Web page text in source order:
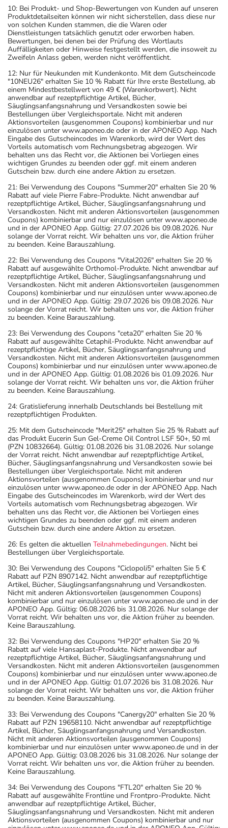
10: Bei Produkt- und Shop-Bewertungen von Kunden auf unseren
Produktdetailseiten können wir nicht sicherstellen, dass diese nur
von solchen Kunden stammen, die die Waren oder
Dienstleistungen tatsächlich genutzt oder erworben haben.
Bewertungen, bei denen bei der Prüfung des Wortlauts
Auffälligkeiten oder Hinweise festgestellt werden, die insoweit zu
Zweifeln Anlass geben, werden nicht veröffentlicht.
12: Nur für Neukunden mit Kundenkonto. Mit dem Gutscheincode
"10NEU26" erhalten Sie 10 % Rabatt für Ihre erste Bestellung, ab
einem Mindestbestellwert von 49 € (Warenkorbwert). Nicht
anwendbar auf rezeptpflichtige Artikel, Bücher,
Säuglingsanfangsnahrung und Versandkosten sowie bei
Bestellungen über Vergleichsportale. Nicht mit anderen
Aktionsvorteilen (ausgenommen Coupons) kombinierbar und nur
einzulösen unter www.aponeo.de oder in der APONEO App. Nach
Eingabe des Gutscheincodes im Warenkorb, wird der Wert des
Vorteils automatisch vom Rechnungsbetrag abgezogen. Wir
behalten uns das Recht vor, die Aktionen bei Vorliegen eines
wichtigen Grundes zu beenden oder ggf. mit einem anderen
Gutschein bzw. durch eine andere Aktion zu ersetzen.
21: Bei Verwendung des Coupons "Summer20" erhalten Sie 20 %
Rabatt auf viele Pierre Fabre-Produkte. Nicht anwendbar auf
rezeptpflichtige Artikel, Bücher, Säuglingsanfangsnahrung und
Versandkosten. Nicht mit anderen Aktionsvorteilen (ausgenommen
Coupons) kombinierbar und nur einzulösen unter www.aponeo.de
und in der APONEO App. Gültig: 27.07.2026 bis 09.08.2026. Nur
solange der Vorrat reicht. Wir behalten uns vor, die Aktion früher
zu beenden. Keine Barauszahlung.
22: Bei Verwendung des Coupons "Vital2026" erhalten Sie 20 %
Rabatt auf ausgewählte Orthomol-Produkte. Nicht anwendbar auf
rezeptpflichtige Artikel, Bücher, Säuglingsanfangsnahrung und
Versandkosten. Nicht mit anderen Aktionsvorteilen (ausgenommen
Coupons) kombinierbar und nur einzulösen unter www.aponeo.de
und in der APONEO App. Gültig: 29.07.2026 bis 09.08.2026. Nur
solange der Vorrat reicht. Wir behalten uns vor, die Aktion früher
zu beenden. Keine Barauszahlung.
23: Bei Verwendung des Coupons "ceta20" erhalten Sie 20 %
Rabatt auf ausgewählte Cetaphil-Produkte. Nicht anwendbar auf
rezeptpflichtige Artikel, Bücher, Säuglingsanfangsnahrung und
Versandkosten. Nicht mit anderen Aktionsvorteilen (ausgenommen
Coupons) kombinierbar und nur einzulösen unter www.aponeo.de
und in der APONEO App. Gültig: 01.08.2026 bis 01.09.2026. Nur
solange der Vorrat reicht. Wir behalten uns vor, die Aktion früher
zu beenden. Keine Barauszahlung.
24: Gratislieferung innerhalb Deutschlands bei Bestellung mit
rezeptpflichtigen Produkten.
25: Mit dem Gutscheincode "Merit25" erhalten Sie 25 % Rabatt auf
das Produkt Eucerin Sun Gel-Creme Oil Control LSF 50+, 50 ml
(PZN 10832664). Gültig: 01.08.2026 bis 31.08.2026. Nur solange
der Vorrat reicht. Nicht anwendbar auf rezeptpflichtige Artikel,
Bücher, Säuglingsanfangsnahrung und Versandkosten sowie bei
Bestellungen über Vergleichsportale. Nicht mit anderen
Aktionsvorteilen (ausgenommen Coupons) kombinierbar und nur
einzulösen unter www.aponeo.de oder in der APONEO App. Nach
Eingabe des Gutscheincodes im Warenkorb, wird der Wert des
Vorteils automatisch vom Rechnungsbetrag abgezogen. Wir
behalten uns das Recht vor, die Aktionen bei Vorliegen eines
wichtigen Grundes zu beenden oder ggf. mit einem anderen
Gutschein bzw. durch eine andere Aktion zu ersetzen.
26: Es gelten die aktuellen Teilnahmebedingungen. Nicht bei
Bestellungen über Vergleichsportale.
30: Bei Verwendung des Coupons "Ciclopoli5" erhalten Sie 5 €
Rabatt auf PZN 8907142. Nicht anwendbar auf rezeptpflichtige
Artikel, Bücher, Säuglingsanfangsnahrung und Versandkosten.
Nicht mit anderen Aktionsvorteilen (ausgenommen Coupons)
kombinierbar und nur einzulösen unter www.aponeo.de und in der
APONEO App. Gültig: 06.08.2026 bis 31.08.2026. Nur solange der
Vorrat reicht. Wir behalten uns vor, die Aktion früher zu beenden.
Keine Barauszahlung.
32: Bei Verwendung des Coupons "HP20" erhalten Sie 20 %
Rabatt auf viele Hansaplast-Produkte. Nicht anwendbar auf
rezeptpflichtige Artikel, Bücher, Säuglingsanfangsnahrung und
Versandkosten. Nicht mit anderen Aktionsvorteilen (ausgenommen
Coupons) kombinierbar und nur einzulösen unter www.aponeo.de
und in der APONEO App. Gültig: 01.07.2026 bis 31.08.2026. Nur
solange der Vorrat reicht. Wir behalten uns vor, die Aktion früher
zu beenden. Keine Barauszahlung.
33: Bei Verwendung des Coupons "Canergy20" erhalten Sie 20 %
Rabatt auf PZN 19658110. Nicht anwendbar auf rezeptpflichtige
Artikel, Bücher, Säuglingsanfangsnahrung und Versandkosten.
Nicht mit anderen Aktionsvorteilen (ausgenommen Coupons)
kombinierbar und nur einzulösen unter www.aponeo.de und in der
APONEO App. Gültig: 03.08.2026 bis 31.08.2026. Nur solange der
Vorrat reicht. Wir behalten uns vor, die Aktion früher zu beenden.
Keine Barauszahlung.
34: Bei Verwendung des Coupons "FTL20" erhalten Sie 20 %
Rabatt auf ausgewählte Frontline und Frontpro-Produkte. Nicht
anwendbar auf rezeptpflichtige Artikel, Bücher,
Säuglingsanfangsnahrung und Versandkosten. Nicht mit anderen
Aktionsvorteilen (ausgenommen Coupons) kombinierbar und nur